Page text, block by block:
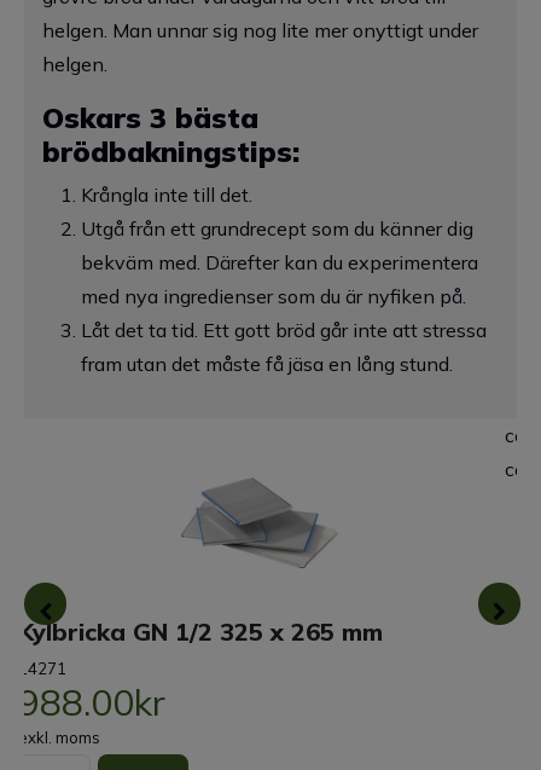
helgen. Man unnar sig nog lite mer onyttigt under
helgen.
Oskars 3 bästa
brödbakningstips:
Krångla inte till det.
Utgå från ett grundrecept som du känner dig
bekväm med. Därefter kan du experimentera
med nya ingredienser som du är nyfiken på.
Låt det ta tid. Ett gott bröd går inte att stressa
fram utan det måste få jäsa en lång stund.
Kylbricka GN 1/2 325 x 265 mm
14271
988.00kr
exkl. moms